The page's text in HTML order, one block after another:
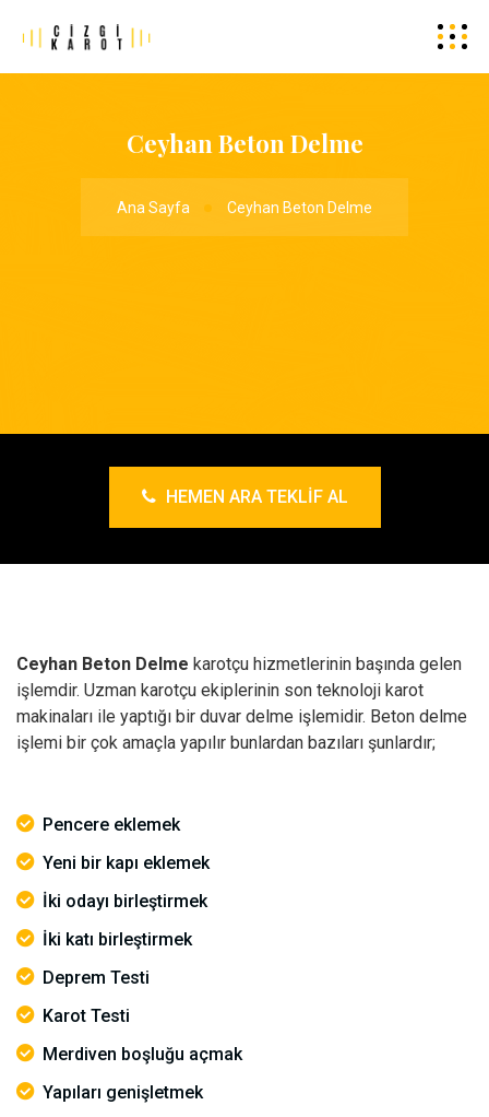
Ceyhan Beton Delme
Ana Sayfa Ceyhan Beton Delme
HEMEN ARA TEKLIF AL
Ceyhan Beton Delme karotçu hizmetlerinin başında gelen
işlemdir. Uzman karotçu ekiplerinin son teknoloji karot
makinaları ile yaptığı bir duvar delme işlemidir. Beton delme
işlemi bir çok amaçla yapılır bunlardan bazıları şunlardır;
Pencere eklemek
Yeni bir kapı eklemek
İki odayı birleştirmek
İki katı birleştirmek
Deprem Testi
Karot Testi
Merdiven boşluğu açmak
Yapıları genişletmek